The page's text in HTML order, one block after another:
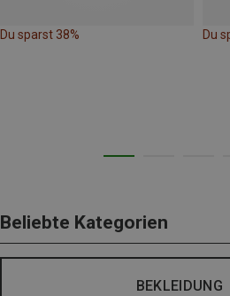
Du sparst 38% Du
Beliebte Kategorien
BEKLEIDUNG